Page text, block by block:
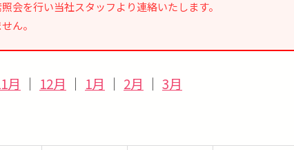
会を行い当社スタッフより連絡いたします。
ん。
月 ｜ 12月 ｜ 1月 ｜ 2月 ｜ 3月